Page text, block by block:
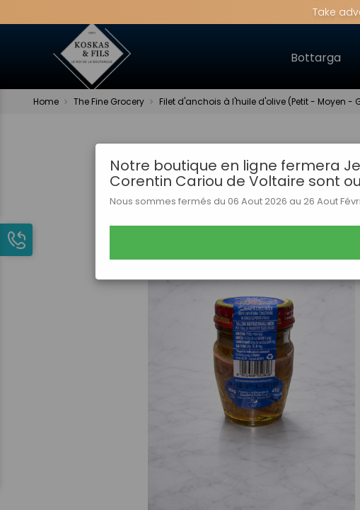
Notre boutique en ligne fermera
Corentin Cariou de Voltaire sont
Nous sommes fermés du 06 Aout 2026 au 26 Aout
Take
Bottarga
Home The Fine Grocery Filet d'anchois à l'huile d'olive (Petit - Moyen -